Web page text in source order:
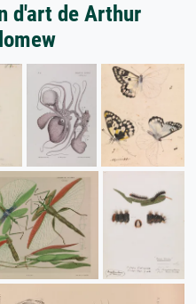
d'art de Arthur